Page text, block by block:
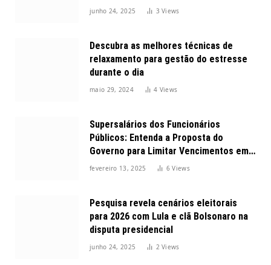
junho 24, 2025 3Views
Descubra as melhores técnicas de
relaxamento para gestão do estresse
durante o dia
maio 29, 2024 4 Views
Supersalários dos Funcionários
Públicos: Entenda a Proposta do
Governo para Limitar Vencimentos em
2025
fevereiro 13, 2025 6Views
Pesquisa revela cenários eleitorais
para 2026 com Lula e clã Bolsonaro na
disputa presidencial
junho 24, 2025 2Views